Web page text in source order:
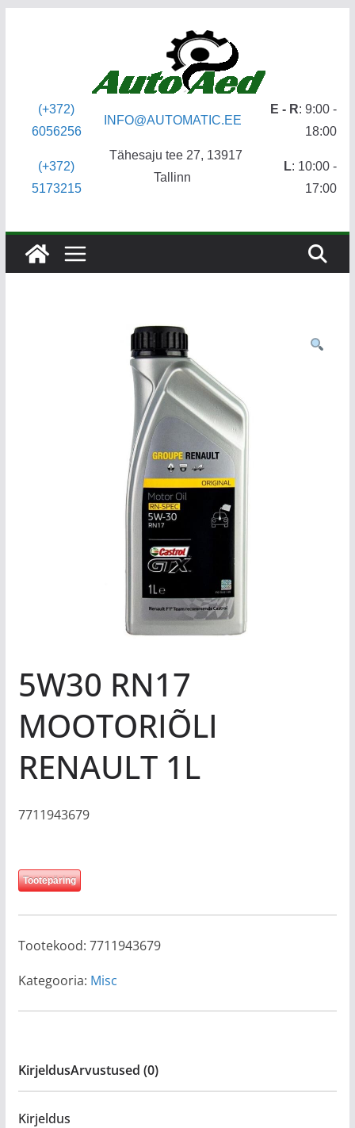
(+372)
6056256
(+372)
5173215
INFO@AUTOMATIC.EE
Tähesaju tee 27, 13917
Tallinn
E - R: 9:00 -
18:00
L: 10:00 -
17:00
5W30 RN17
MOOTORIÕLI
RENAULT 1L
7711943679
Tootepäring
Tootekood: 7711943679
Kategooria: Misc
KirjeldusArvustused (0)
Kirjeldus